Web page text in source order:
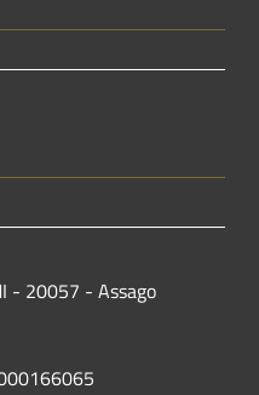
- 20057 - Assago